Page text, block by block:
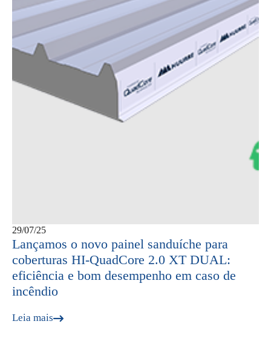
29/07/25
Lançamos o novo painel sanduíche para
coberturas HI-QuadCore 2.0 XT DUAL:
eficiência e bom desempenho em caso de
incêndio
Leia mais